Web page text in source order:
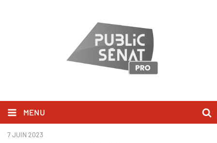
MENU
Olivier Faure.jpg
7 JUIN 2023